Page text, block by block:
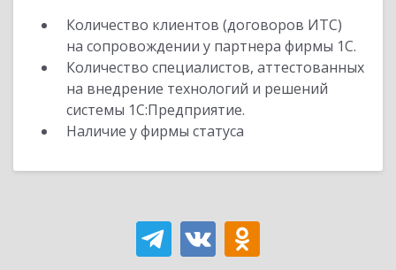
Количество клиентов (договоров ИТС)
на сопровождении у партнера фирмы 1С.
Количество специалистов, аттестованных
на внедрение технологий и решений
системы 1С:Предприятие.
Наличие у фирмы статуса